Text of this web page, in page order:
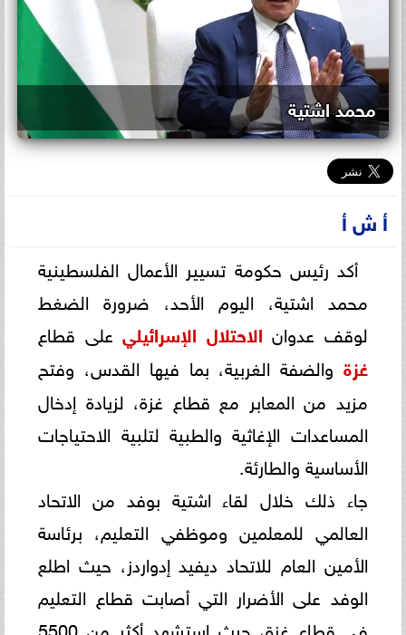
محمد اشتية
أ ش أ
أكد رئيس حكومة تسيير الأعمال الفلسطينية
محمد اشتية، اليوم الأحد، ضرورة الضغط
لوقف عدوان الاحتلال الإسرائيليعلى قطاع
غزة والضفة الغربية، بما فيها القدس، وفتح
مزيد من المعابر مع قطاع غزة، لزيادة إدخال
المساعدات الإغاثية والطبية لتلبية الاحتياجات
الأساسية والطارئة.
جاء ذلك خلال لقاء اشتية بوفد من الاتحاد
العالمي للمعلمين وموظفي التعليم، برئاسة
الأمين العام للاتحاد ديفيد إدواردز، حيث اطلع
الوفد على الأضرار التي أصابت قطاع التعليم
في قطاع غزة، حيث استشهد أكثر من 5500